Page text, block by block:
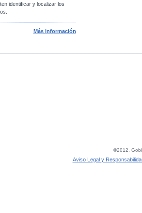
identificar y localizar los
Más información
©2012,
Aviso Legal y